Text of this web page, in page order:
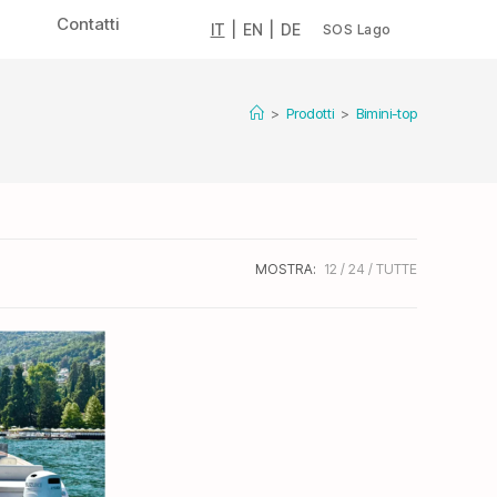
Contatti IT EN DE SOS Lago
> Prodotti > Bimini-top
MOSTRA: 12 24 TUTTE